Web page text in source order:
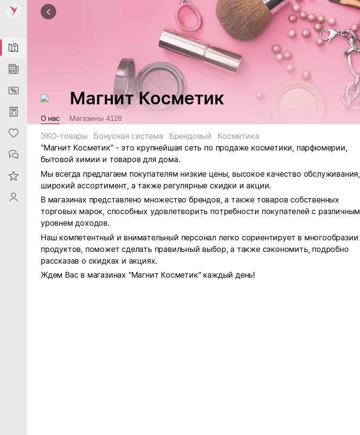
Map
News
DiscountCard
Purchases
Heart
Contacts
Reviews
ProfileSaby
Магнит Косметик
О нас Магазины 4128
ЭКО-товары Бонусная система Брендовый
Косметика
"Магнит Косметик" - это крупнейшая сеть по продаже косметики, парфюмерии,
бытовой химии и товаров для дома.
Мы всегда предлагаем покупателям низкие цены, высокое качество обслуживания,
широкий ассортимент, а также регулярные скидки и акции.
В магазинах представлено множество брендов, а также товаров собственных
торговых марок, способных удовлетворить потребности покупателей с различным
уровнем доходов.
Наш компетентный и внимательный персонал легко сориентирует в многообразии
продуктов, поможет сделать правильный выбор, а также сэкономить, подробно
рассказав о скидках и акциях.
Ждем Вас в магазинах "Магнит Косметик" каждый день!